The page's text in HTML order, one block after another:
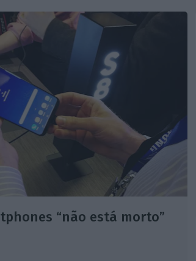
“não está morto”